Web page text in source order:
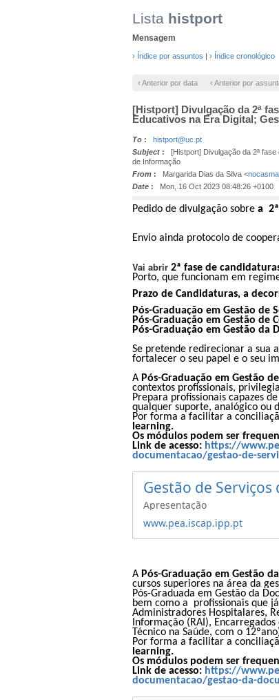
Lista histport
Mensagem
› Índice por assuntos | › Índice cronológico
‹ Anterior por data ‹ Anterior por
[Histport] Divulgação da 2ª
Educativos na Era Digital;
To :
histport@uc.pt
Subject : [Histport] Divulgação da 2ª
de Informação
From : Margarida Dias da Silva <
Date : Mon, 16 Oct 2023 08:48:26 +0100
Pedido de divulgação sobre a
Envio ainda protocolo de
Vai abrir 2ª fase de
Porto, que funcionam em
Prazo de Candidaturas, a
Pós-Graduação em Gestão de
Pós-Graduação em Gestão de
Pós-Graduação em Gestão da
Se pretende redirecionar a sua
fortalecer o seu papel e o seu
A Pós-Graduação em Gestão
contextos profissionais,
Prepara profissionais capazes
qualquer suporte, analógico ou
Por forma a facilitar a
learning.
Os módulos podem ser
Link de acesso: https://
documentacao/gestao-de-
Gestão de
Apresentação
www.pea.iscap.ipp.pt
A Pós-Graduação em Gestão
cursos superiores na área da
Pós-Graduada em Gestão da
bem como a profissionais que
Administradores Hospitalares,
Informação (RAI),
Técnico na Saúde, com o
Por forma a facilitar a
learning.
Os módulos podem ser
Link de acesso: https://
documentacao/gestao-da-